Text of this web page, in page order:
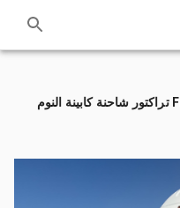
2019 Freightliner Cascadia 125 6x4 تراكتور شاحنة كابينة النوم